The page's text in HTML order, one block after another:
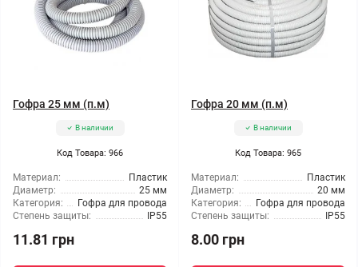
Гофра 25 мм (п.м)
В наличии
Код Товара: 966
Материал:
Пластик
Диаметр:
25 мм
Категория:
Гофра для провода
Степень защиты:
IP55
11.81 грн
Гофра 20 мм (п.м)
В наличии
Код Товара: 965
Материал:
Пластик
Диаметр:
20 мм
Категория:
Гофра для провода
Степень защиты:
IP55
8.00 грн